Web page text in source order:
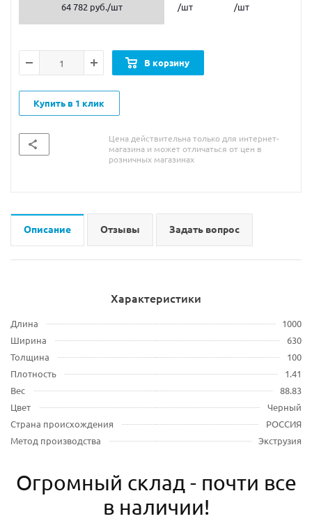
64 782 руб./шт /шт /шт
В корзину
Купить в 1 клик
Цена действительна только для интернет-
магазина и может отличаться от цен в
розничных магазинах
Описание Отзывы Задать вопрос
Характеристики
Длина
1000
Ширина
630
Толщина
100
Плотность
1.41
Вес
88.83
Цвет
Черный
Страна происхождения
РОССИЯ
Метод производства
Экструзия
Огромный склад - почти все
в наличии!